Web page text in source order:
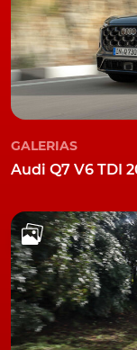
GALERIAS
Audi Q7 V6 TDI